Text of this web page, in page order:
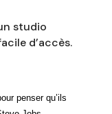
studio
d’accès.
penser qu’ils